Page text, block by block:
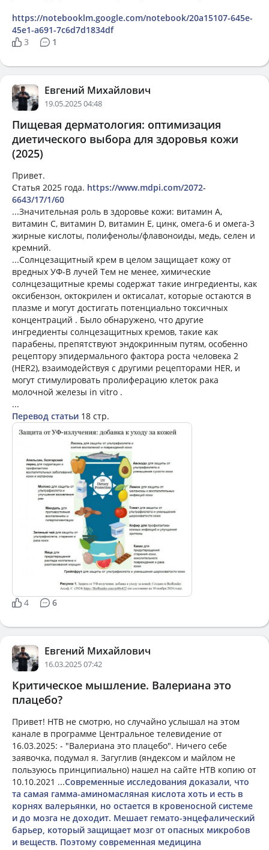
https://notebooklm.google.com/notebook/20a15107-645e-
45e1-a691-7c6d7d1834df
3
1
Евгений Михайлович
19.05.2025 04:48
Пищевая дерматология: оптимизация
диетического выбора для здоровья кожи
(2025)
Привет.
Статья 2025 года. https://www.mdpi.com/2072-
6643/17/1/60
...Значительная роль в здоровье кожи: витамин А,
витамин С, витамин D, витамин Е, цинк, омега-6 и омега-3
жирные кислоты, полифенолы/флавоноиды, медь, селен и
кремний.
...Солнцезащитный крем в целом защищает кожу от
вредных УФ-В лучей Тем не менее, химические
солнцезащитные кремы содержат такие ингредиенты, как
оксибензон, октокрилен и октисалат, которые остаются в
плазме и могут достигать потенциально токсичных
концентраций . Было обнаружено, что другие
ингредиенты солнцезащитных кремов, такие как
парабены, препятствуют эндокринным путям, особенно
рецептору эпидермального фактора роста человека 2
(HER2), взаимодействуя с другими рецепторами HER, и
могут стимулировать пролиферацию клеток рака
молочной железы in vitro .
...
Перевод статьи 18 стр.
4 6
Евгений Михайлович
16.03.2025 07:42
Критическое мышление. Валериана это
плацебо?
Привет! НТВ не смотрю, но случайно услышал на этом
канале в программе Центральное телевидение от
16.03.2025: - "Валериана это плацебо". Ничего себе
заявочка, подумал я. Загуглив (яндексом и майлом не
пользуюсь принципиально) нашел на сайте НТВ копию от
10.10.2021 ...Современные исследования доказали, что
та самая гамма-аминомасляная кислота хоть и есть в
корнях валерьянки, но остается в кровеносной системе
и до мозга не доходит. Мешает гемато-энцефалический
барьер, который защищает мозг от опасных микробов
и веществ. Поэтому современная медицина